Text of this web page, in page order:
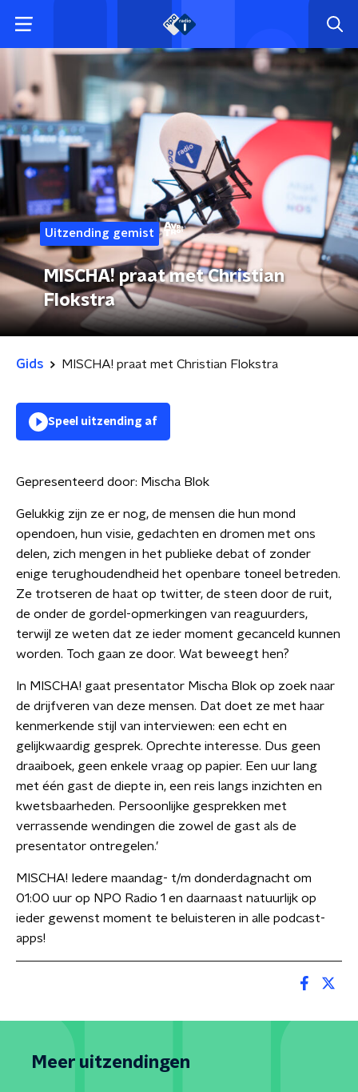
Uitzending gemist
MISCHA! praat met Christian
Flokstra
Gids MISCHA! praat met Christian Flokstra
Speel uitzending af
Gepresenteerd door: Mischa Blok
Gelukkig zijn ze er nog, de mensen die hun mond
opendoen, hun visie, gedachten en dromen met ons
delen, zich mengen in het publieke debat of zonder
enige terughoudendheid het openbare toneel betreden.
Ze trotseren de haat op twitter, de steen door de ruit,
de onder de gordel-opmerkingen van reaguurders,
terwijl ze weten dat ze ieder moment gecanceld kunnen
worden. Toch gaan ze door. Wat beweegt hen?
In MISCHA! gaat presentator Mischa Blok op zoek naar
de drijfveren van deze mensen. Dat doet ze met haar
kenmerkende stijl van interviewen: een echt en
gelijkwaardig gesprek. Oprechte interesse. Dus geen
draaiboek, geen enkele vraag op papier. Een uur lang
met één gast de diepte in, een reis langs inzichten en
kwetsbaarheden. Persoonlijke gesprekken met
verrassende wendingen die zowel de gast als de
presentator ontregelen.’
MISCHA! Iedere maandag- t/m donderdagnacht om
01:00 uur op NPO Radio 1 en daarnaast natuurlijk op
ieder gewenst moment te beluisteren in alle podcast-
apps!
Meer uitzendingen